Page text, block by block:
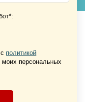
Хочу такую
политикой
моих персональных